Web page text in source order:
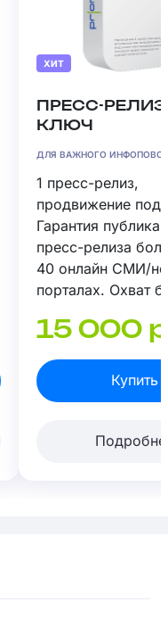
ХИТ
ПРЕСС-
КЛЮЧ
ДЛЯ ВАЖНОГО
1 пресс-релиз,
продвижение под
Гарантия
пресс-релиза
40 онлайн СМИ/
порталах. Охват
15 000
Купить